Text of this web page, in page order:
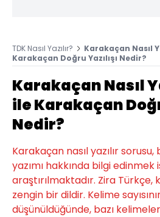
TDK Nasıl Yazılır?
Karakaçan Nasıl
Karakaçan Doğru Yazılışı Nedir?
Karakaçan Nasıl
ile Karakaçan
Nedir?
Karakaçan nasıl yazılır
yazımı hakkında bilgi
araştırılmaktadır. Zira Türkçe,
zengin bir dildir. Kelime
düşünüldüğünde, bazı